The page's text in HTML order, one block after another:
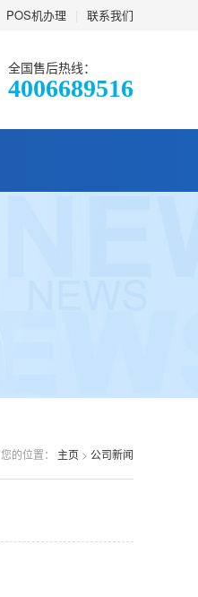
POS机办理 联系我们
全国售后热线：
4006689516
您的位置： 主页 > 公司新闻